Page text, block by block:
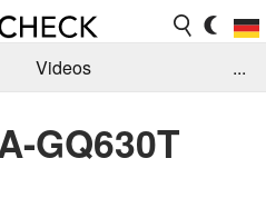
Videos
Suche
Jobs
...
GQ630T